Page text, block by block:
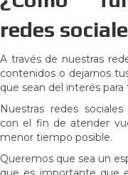
redes
A través de nuestras
contenidos o dejarnos
que sean del interés
Nuestras redes
con el fin de atender
menor tiempo posible.
Queremos que sea un